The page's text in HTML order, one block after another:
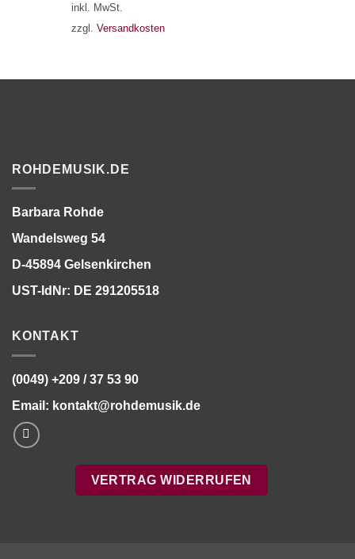
inkl. MwSt.
zzgl. Versandkosten
ROHDEMUSIK.DE
Barbara Rohde
Wandelsweg 54
D-45894 Gelsenkirchen
UST-IdNr: DE 291205518
KONTAKT
(0049) +209 / 37 53 90
Email: kontakt@rohdemusik.de
VERTRAG WIDERRUFEN